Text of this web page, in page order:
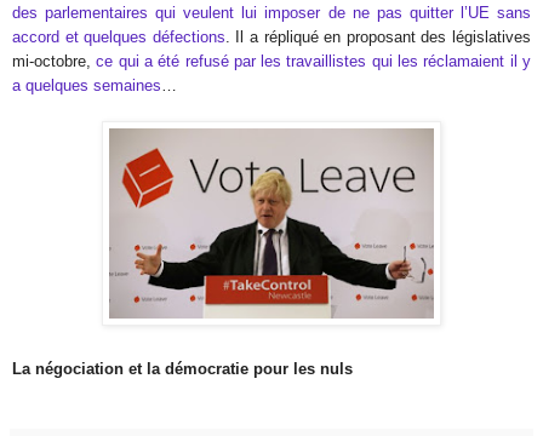
des parlementaires qui veulent lui imposer de ne pas quitter l’UE sans
accord et quelques défections . Il a répliqué en proposant des législatives
mi-octobre,ce qui a été refusé par les travaillistes qui les réclamaient il y
a quelques semaines
La négociation et la démocratie pour les nuls